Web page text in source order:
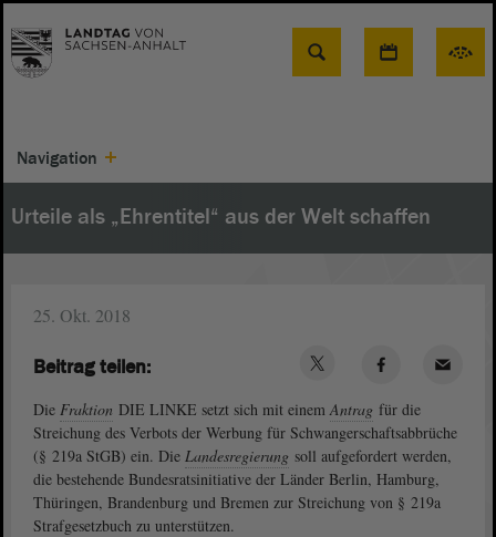
Suche
Navigation
Urteile als „Ehrentitel“ aus der Welt schaffen
25. Okt. 2018
Die Fraktion DIE LINKE setzt sich mit einemAntrag für die
Streichung des Verbots der Werbung für Schwangerschaftsabbrüche
(§ 219a StGB) ein. Die Landesregierung soll aufgefordert werden,
die bestehende Bundesratsinitiative der Länder Berlin, Hamburg,
Thüringen, Brandenburg und Bremen zur Streichung von § 219a
Strafgesetzbuch zu unterstützen.
Beitrag teilen: